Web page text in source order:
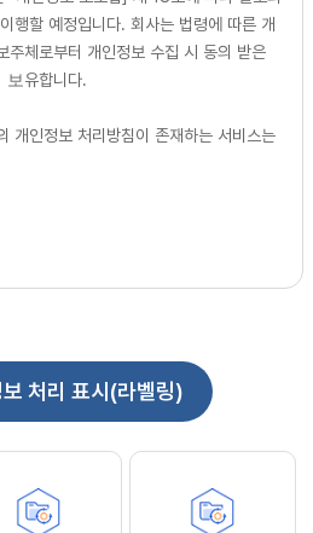
행할 예정입니다. 회사는 법령에 따른 개
체로부터 개인정보 수집 시 동의 받은
유합니다.
개인정보 처리방침이 존재하는 서비스는
처리 표시(라벨링)